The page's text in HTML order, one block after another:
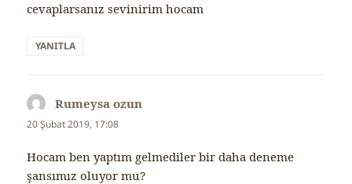
cevaplarsanız sevinirim hocam
YANITLA
Rumeysa ozun
20 Şubat 2019, 17:08
Hocam ben yaptım gelmediler bir daha deneme
şansımız oluyor mu?